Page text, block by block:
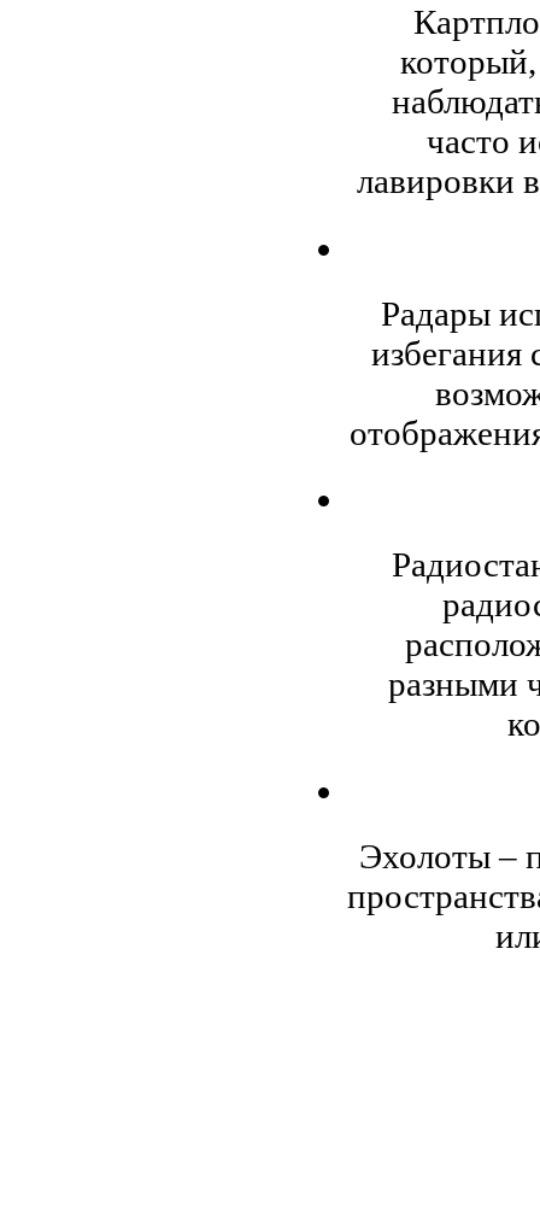
часто
лавировки
Радары
разными
Эхолоты –